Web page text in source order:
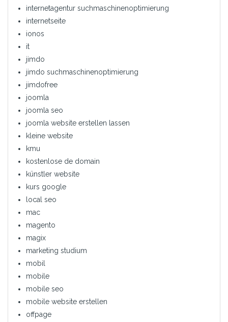
internetagentur suchmaschinenoptimierung
internetseite
ionos
it
jimdo
jimdo suchmaschinenoptimierung
jimdofree
joomla
joomla seo
joomla website erstellen lassen
kleine website
kmu
kostenlose de domain
künstler website
kurs google
local seo
mac
magento
magix
marketing studium
mobil
mobile
mobile seo
mobile website erstellen
offpage